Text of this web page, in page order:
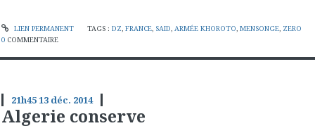
LIEN PERMANENT TAGS : DZ, FRANCE, SAID, ARMÉE KHOROTO, MENSONGE, ZERO
0 COMMENTAIRE
21h4513 déc. 2014
Algerie conserve